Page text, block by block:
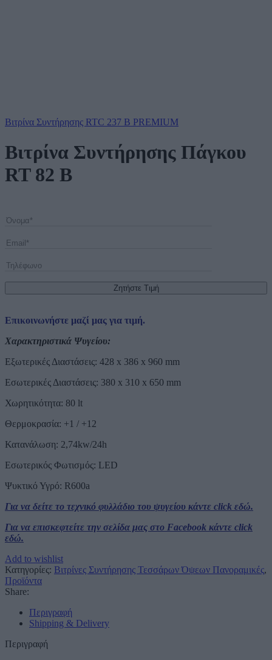
Βιτρίνα Συντήρησης RTC 237 B PREMIUM
Βιτρίνα Συντήρησης Πάγκου
RT 82 B
Επικοινωνήστε μαζί μας για τιμή.
Χαρακτηριστικά Ψυγείου:
Εξωτερικές Διαστάσεις: 428 x 386 x 960 mm
Εσωτερικές Διαστάσεις: 380 x 310 x 650 mm
Χωρητικότητα: 80 lt
Θερμοκρασία: +1 / +12
Κατανάλωση: 2,74kw/24h
Εσωτερικός Φωτισμός: LED
Ψυκτικό Υγρό: R600a
Για να δείτε το τεχνικό φυλλάδιο του ψυγείου κάντε click εδώ.
Για να επισκεφτείτε την σελίδα μας στο Facebook κάντε click
εδώ.
Add to wishlist
Κατηγορίες: Βιτρίνες Συντήρησης Τεσσάρων Όψεων Πανοραμικές,
Προϊόντα
Share:
Περιγραφή
Shipping & Delivery
Περιγραφή